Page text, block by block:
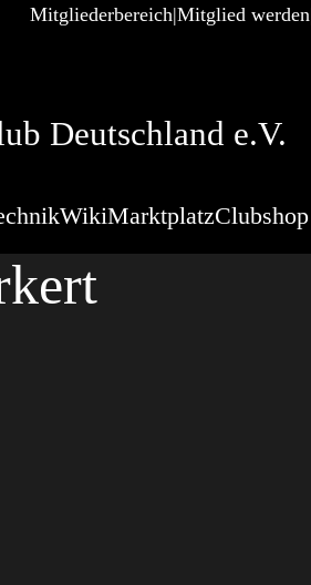
Mitgliederbereich Mitglied werden
Deutschland e.V.
WikiMarktplatzClubshop